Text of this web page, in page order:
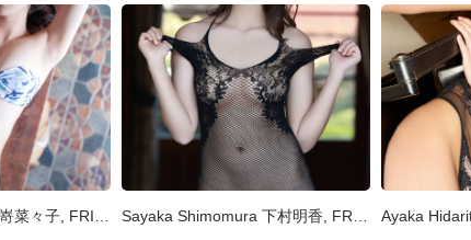
Nanako Kurosaki 黒嵜菜々子, FRIDAYデジタル写真集 『日本一バズってるBIKINI Vol.1』 Set.01 Sayaka Shimomura 下村明香, FRIDAYデジタル写真集 『Impact Beauty vol.2』 Set.01